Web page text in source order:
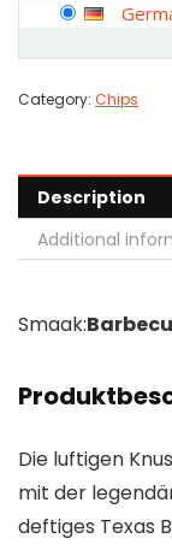
Category: Chips
Description
Additional
Smaak:
Die luftigen
mit der
deftiges Texas